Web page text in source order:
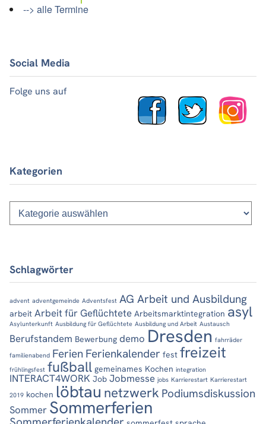
--> alle Termine
Social Media
Folge uns auf
Kategorien
Kategorien
Schlagwörter
advent adventgemeinde Adventsfest AG Arbeit und Ausbildung
arbeit Arbeit für Geflüchtete Arbeitsmarktintegration asyl
Asylunterkunft Ausbildung für Geflüchtete Ausbildung und Arbeit Austausch
Berufstandem Bewerbung demo Dresden fahrräder
familienabend Ferien Ferienkalender fest freizeit
frühlingsfest fußball gemeinames Kochen integration
INTERACT4WORK Job Jobmesse jobs Karrierestart Karrierestart
2019 kochen löbtau netzwerk Podiumsdiskussion
Sommer Sommerferien